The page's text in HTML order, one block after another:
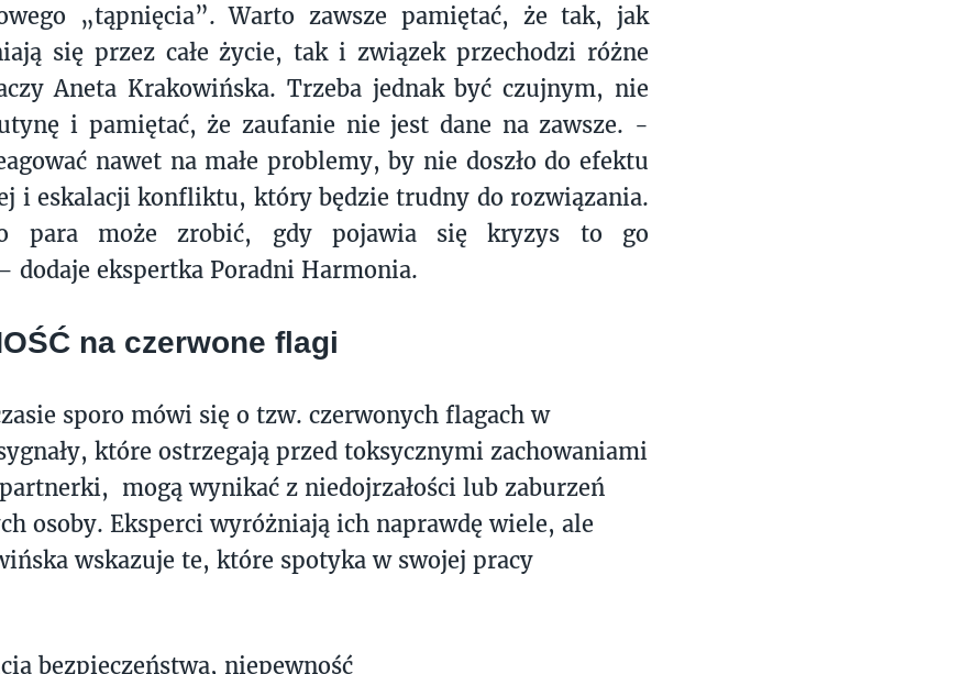
„tąpnięcia”. Warto zawsze pamiętać, że tak, jak
się przez całe życie, tak i związek przechodzi różne
Aneta Krakowińska. Trzeba jednak być czujnym, nie
i pamiętać, że zaufanie nie jest dane na zawsze. -
nawet na małe problemy, by nie doszło do efektu
i eskalacji konfliktu, który będzie trudny do rozwiązania.
para może zrobić, gdy pojawia się kryzys to go
dodaje ekspertka Poradni Harmonia.
na czerwone flagi
sporo mówi się o tzw. czerwonych flagach w
które ostrzegają przed toksycznymi zachowaniami
mogą wynikać z niedojrzałości lub zaburzeń
osoby. Eksperci wyróżniają ich naprawdę wiele, ale
wskazuje te, które spotyka w swojej pracy
bezpieczeństwa, niepewność